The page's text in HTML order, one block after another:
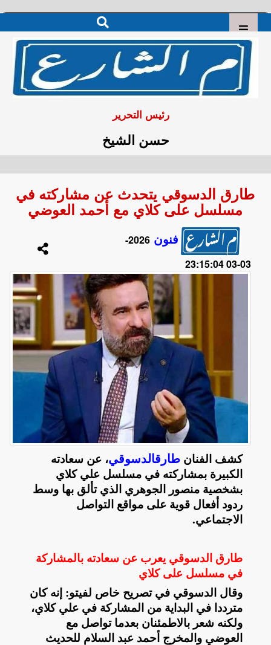
رئيس التحرير
حسن الشيخ
طارق الدسوقي يتحدث عن مشاركته في
مسلسل على كلاي مع أحمد العوضي
فنون
2026-
03-03 23:15:04
كشف الفنانطارقالدسوقي، عن سعادته
الكبيرة بمشاركته في مسلسل علي كلاي
بشخصية منصور الجوهري الذي تألق بها وسط
ردود أفعال قوية على مواقع التواصل
الاجتماعي.
طارق الدسوقي يعرب عن سعادته بالمشاركة
في مسلسل على كلاي
وقال الدسوقي في تصريح خاص لفيتو: إنه كان
مترددا في البداية من المشاركة في علي كلاي،
ولكنه شعر بالاطمئنان بعدما تواصل مع
العوضي والمخرج أحمد عبد السلام للحديث